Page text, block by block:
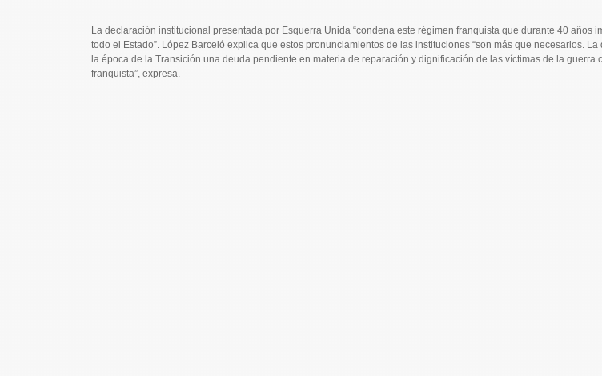
La declaración institucional presentada por Esquerra Unida “condena este régimen franquista que durante 40 años
todo el Estado”. López Barceló explica que estos pronunciamientos de las instituciones “son más que necesarios.
la época de la Transición una deuda pendiente en materia de reparación y dignificación de las víctimas de la guerra
franquista”, expresa.